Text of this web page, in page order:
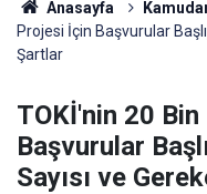
Anasayfa
Projesi İçin Başvurular
Şartlar
TOKİ'nin 20
Başvurular
Sayısı ve